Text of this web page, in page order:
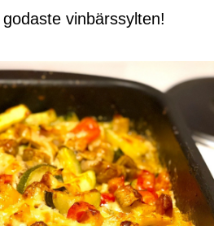
vinbärssylten!